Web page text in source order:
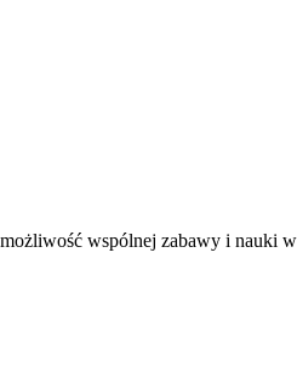
wspólnej zabawy i nauki